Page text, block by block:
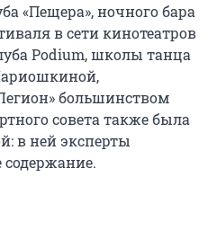
«Пещера», ночного бара
в сети кинотеатров
Podium, школы танца
большинством
совета также была
в ней эксперты
содержание.